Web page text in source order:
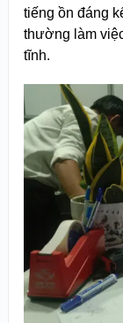
tiếng ồn đáng
thường làm
tĩnh.